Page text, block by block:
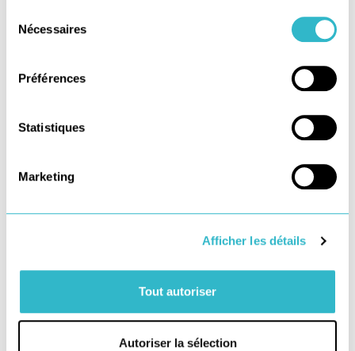
Nécessaires
Préférences
Statistiques
Marketing
Afficher les détails
Tout autoriser
Autoriser la sélection
EXPÉRIENCE CLIENT
de l’expérience client